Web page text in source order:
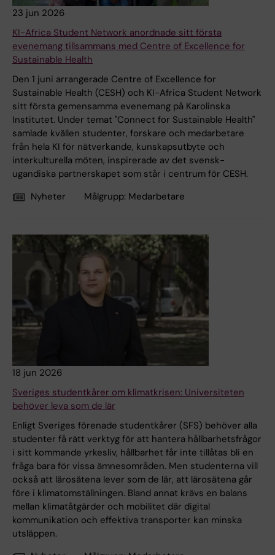
23 jun 2026
KI-Africa Student Network anordnade sitt första
evenemang tillsammans med Centre of Excellence for
Sustainable Health
Den 1 juni arrangerade Centre of Excellence for
Sustainable Health (CESH) och KI-Africa Student Network
sitt första gemensamma evenemang på Karolinska
Institutet. Under temat "Connect for Sustainable Health"
samlade kvällen studenter, forskare och medarbetare
från hela KI för nätverkande, kunskapsutbyte och
interkulturella möten, inspirerade av det svensk-
ugandiska partnerskapet som står i centrum för CESH.
Nyheter
Målgrupp: Medarbetare
18 jun 2026
Sveriges studentkårer om klimatkrisen: Universiteten
behöver leva som de lär
Enligt Sveriges förenade studentkårer (SFS) behöver alla
studenter få rätt verktyg för att hantera hållbarhetsfrågor
i sitt kommande yrkesliv, hållbarhet får inte tillåtas bli en
fråga bara för vissa ämnesområden. Men studenterna vill
också att lärosätena lever som de lär, att lärosätena går
före i klimatomställningen. Bland annat krävs en balans
mellan klimatåtgärder och mobilitet där digital
kommunikation och effektiva transporter kan minska
utsläppen.